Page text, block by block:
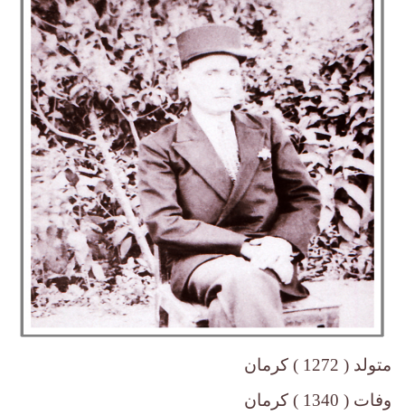
متولد ( 1272 ) كرمان
وفات ( 1340 ) كرمان